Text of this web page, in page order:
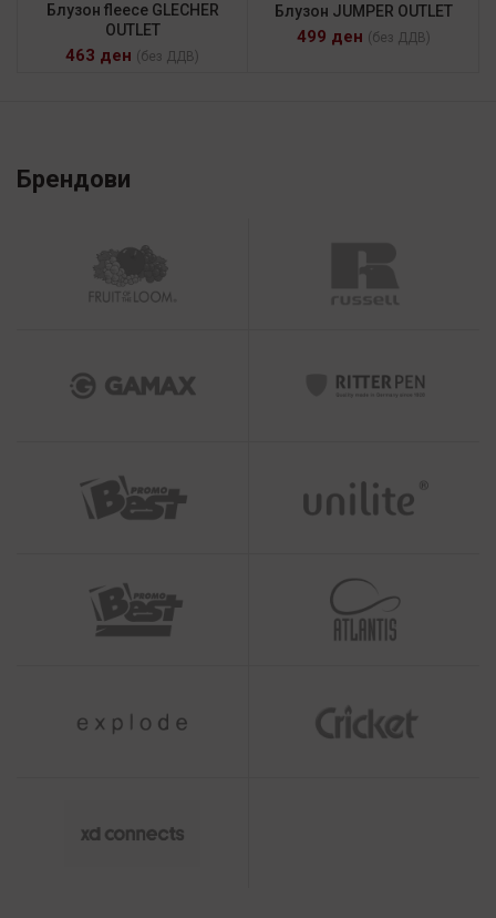
Блузон fleece GLECHER
OUTLET
463 ден (без ДДВ)
Блузон JUMPER OUTLET
499 ден (без ДДВ)
Брендови